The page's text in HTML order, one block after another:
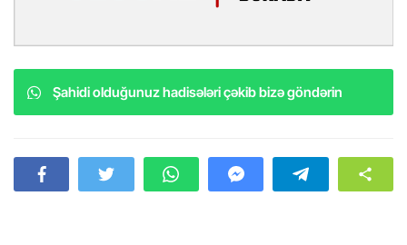
Şahidi olduğunuz hadisələri çəkib bizə göndərin